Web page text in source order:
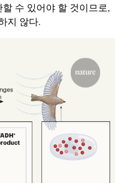
수 있어야 할 것이므로,
지 않다.